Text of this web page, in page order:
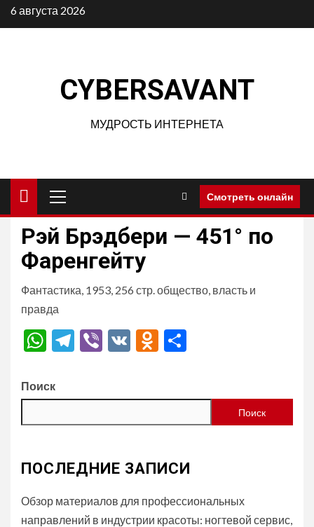
Перейти
к
6 августа 2026
CYBERSAVANT
МУДРОСТЬ ИНТЕРНЕТА
меню
Смотреть онлайн
Рэй Брэдбери — 451° по
Фаренгейту
Фантастика, 1953, 256 стр. общество, власть и
правда
WhatsApp
Telegram
Viber
VK Odnoklassniki
Поиск
Поиск
ПОСЛЕДНИЕ ЗАПИСИ
Обзор материалов для профессиональных
направлений в индустрии красоты: ногтевой сервис,